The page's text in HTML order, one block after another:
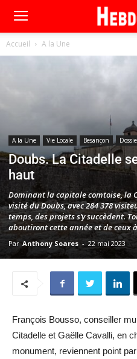
Accueil A la Une
A la Une Vie Locale Besançon
Doubs. La Citadelle
haut
Dominant la capitale comtoise, la
visité du Doubs, avec 284 378
temps, des projets s’y succèdent.
aboutiront cette année et de ceux
Par Anthony Soares - 22 mai 2023
François Bousso, conseiller
Citadelle et Gaëlle Cavalli, en
monument, reviennent point